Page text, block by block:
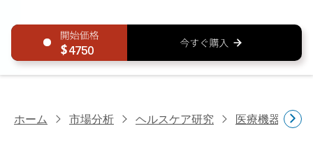
4750
ホーム 市場分析 ヘルスケア研究 医療機器研究